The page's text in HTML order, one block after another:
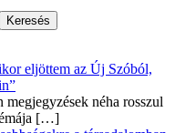
eljöttem az Új Szóból,
néha rosszul
[…]